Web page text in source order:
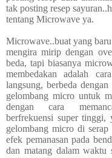
tak posting resep
tentang Microwave ya.
Microwave..buat yang
mengira mirip dengan
beda, tapi biasanya
membedakan adalah
langsung, berbeda
gelombang micro untuk
dengan cara
berfrekuensi super
gelombang micro di
efek pemanasan pada
dan matang dalam waktu